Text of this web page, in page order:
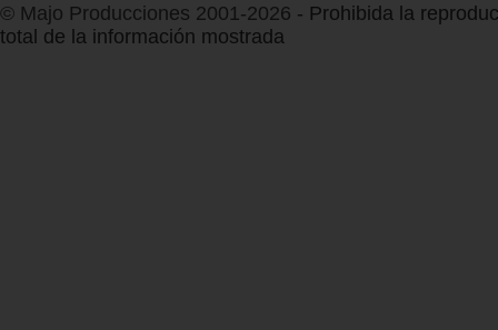
© Majo Producciones 2001-2026 - Prohibida la
total de la información mostrada